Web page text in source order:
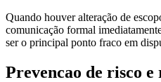
Quando houver alteração de
comunicação formal
ser o principal ponto fraco em
Prevencao de risco e